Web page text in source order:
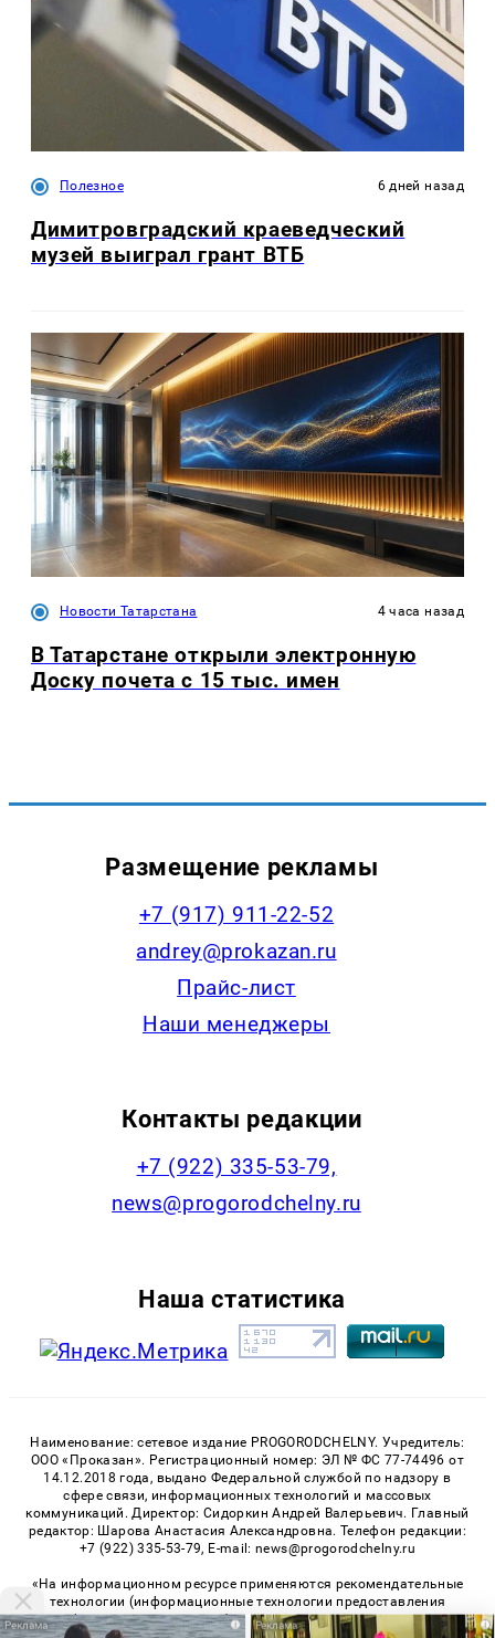
Полезное 6 дней назад
Димитровградский краеведческий
музей выиграл грант ВТБ
Новости Татарстана 4 часа назад
В Татарстане открыли электронную
Доску почета с 15 тыс. имен
Размещение рекламы
+7 (917) 911-22-52
andrey@prokazan.ru
Прайс-лист
Наши менеджеры
Контакты редакции
+7 (922) 335-53-79,
news@progorodchelny.ru
Наша статистика
Наименование: сетевое издание PROGORODCHELNY. Учредитель:
ООО «Проказан». Регистрационный номер: ЭЛ № ФС 77-74496 от
14.12.2018 года, выдано Федеральной службой по надзору в
сфере связи, информационных технологий и массовых
коммуникаций. Директор: Сидоркин Андрей Валерьевич. Главный
редактор: Шарова Анастасия Александровна. Телефон редакции:
+7 (922) 335-53-79, E-mail: news@progorodchelny.ru
«На информационном ресурсе применяются рекомендательные
технологии (информационные технологии предоставления
информации на основе сбора, систематизации и анализа
i i